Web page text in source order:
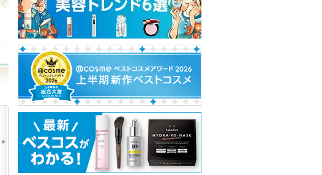
パウダー&ペンシル アイ
クリーム ファウンデイ
ションe
イプサ
ビタミンC（ハードカプ
セル）
DHC